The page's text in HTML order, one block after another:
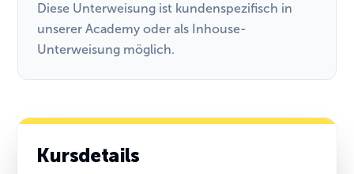
Diese Unterweisung ist kundenspezifisch in
unserer Academy oder als Inhouse-
Kursdetails